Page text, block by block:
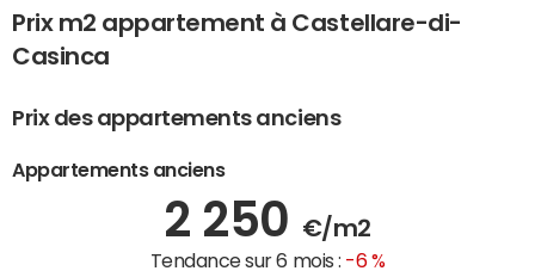
Prix m2 appartement à Castellare-di-
Casinca
Prix des appartements anciens
Appartements anciens
2 250 €/m2
Tendance sur 6 mois : -6 %